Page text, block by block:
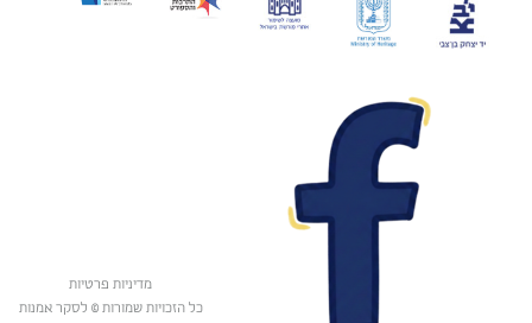
מדיניות פרטיות
כל הזכויות שמורות © לסקר אמנות